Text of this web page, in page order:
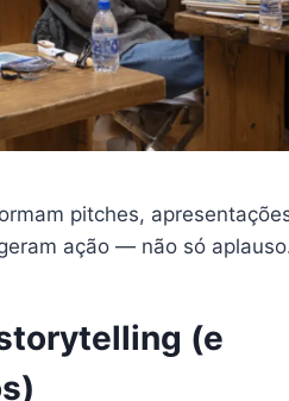
pitches,
ação — não só
(e